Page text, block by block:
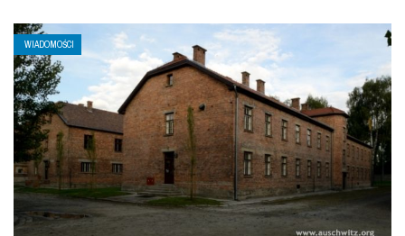
WIADOMOŚCI